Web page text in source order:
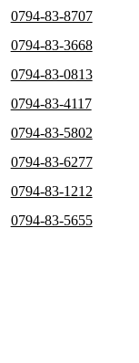
0794-83-8707
0794-83-3668
0794-83-0813
0794-83-4117
0794-83-5802
0794-83-6277
0794-83-1212
0794-83-5655